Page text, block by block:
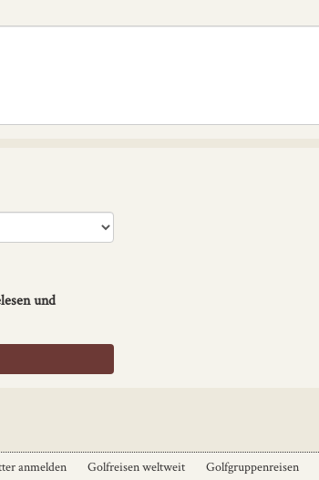
und
anmelden Golfreisen weltweit Golfgruppenreisen